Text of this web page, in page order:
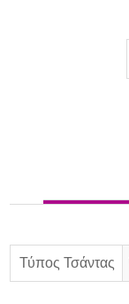
Τύπος Τσάντας